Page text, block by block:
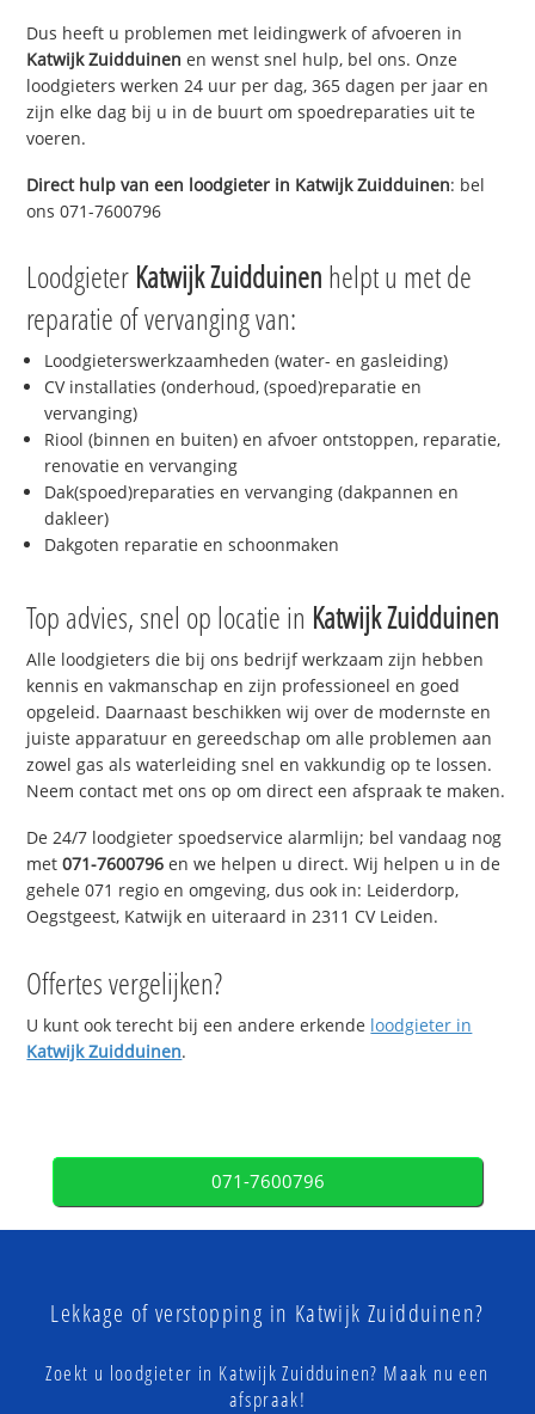
Dus heeft u problemen met leidingwerk of afvoeren in
Katwijk Zuidduinen en wenst snel hulp, bel ons. Onze
loodgieters werken 24 uur per dag, 365 dagen per jaar en
zijn elke dag bij u in de buurt om spoedreparaties uit te
voeren.
Direct hulp van een loodgieter in Katwijk Zuidduinen: bel
ons 071-7600796
Loodgieter Katwijk Zuidduinen helpt u met de
reparatie of vervanging van:
Loodgieterswerkzaamheden (water- en gasleiding)
CV installaties (onderhoud, (spoed)reparatie en
vervanging)
Riool (binnen en buiten) en afvoer ontstoppen, reparatie,
renovatie en vervanging
Dak(spoed)reparaties en vervanging (dakpannen en
dakleer)
Dakgoten reparatie en schoonmaken
Top advies, snel op locatie in Katwijk Zuidduinen
Alle loodgieters die bij ons bedrijf werkzaam zijn hebben
kennis en vakmanschap en zijn professioneel en goed
opgeleid. Daarnaast beschikken wij over de modernste en
juiste apparatuur en gereedschap om alle problemen aan
zowel gas als waterleiding snel en vakkundig op te lossen.
Neem contact met ons op om direct een afspraak te maken.
De 24/7 loodgieter spoedservice alarmlijn; bel vandaag nog
met071-7600796 en we helpen u direct. Wij helpen u in de
gehele 071 regio en omgeving, dus ook in: Leiderdorp,
Oegstgeest, Katwijk en uiteraard in 2311 CV Leiden.
Offertes vergelijken?
U kunt ook terecht bij een andere erkende loodgieter in
Katwijk Zuidduinen.
071-7600796
Lekkage of verstopping in Katwijk Zuidduinen?
Zoekt u loodgieter in Katwijk Zuidduinen? Maak nu een
afspraak!